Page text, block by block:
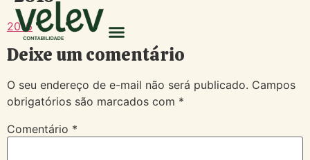
2016
Deixe um comentário
O seu endereço de e-mail não será publicado. Campos
obrigatórios são marcados com *
Comentário *